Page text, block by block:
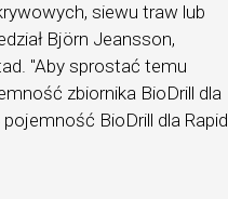
siewu traw lub
Björn Jeansson,
"Aby sprostać temu
zbiornika BioDrill dla
BioDrill dla Rapid